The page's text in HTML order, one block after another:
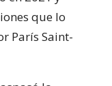
que lo
París Saint-